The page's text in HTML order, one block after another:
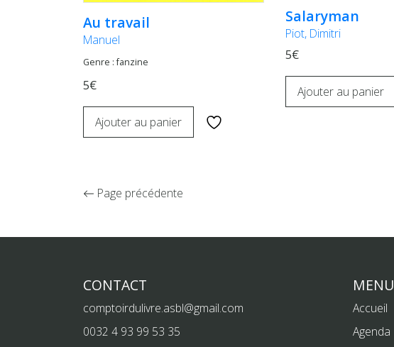
Au travail
Manuel
Genre : fanzine
5€
Ajouter au panier
Salaryman
Piot, Dimitri
5€
Ajouter au panier
Page précédente
CONTACT
comptoirdulivre.asbl@gmail.com
0032 4 93 99 53 35
MENU
Accueil
Agenda